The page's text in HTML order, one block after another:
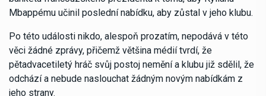
Mbappému učinil poslední nabídku, aby zůstal v jeho klubu.
Po této události nikdo, alespoň prozatím, nepodává v této
věci žádné zprávy, přičemž většina médií tvrdí, že
pětadvacetiletý hráč svůj postoj nemění a klubu již sdělil, že
odchází a nebude naslouchat žádným novým nabídkám z
jeho strany.